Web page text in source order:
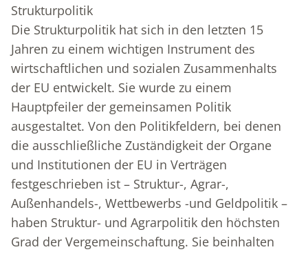
Strukturpolitik
Die Strukturpolitik hat sich in den letzten 15
Jahren zu einem wichtigen Instrument des
wirtschaftlichen und sozialen Zusammenhalts
der EU entwickelt. Sie wurde zu einem
Hauptpfeiler der gemeinsamen Politik
ausgestaltet. Von den Politikfeldern, bei denen
die ausschließliche Zuständigkeit der Organe
und Institutionen der EU in Verträgen
festgeschrieben ist – Struktur-, Agrar-,
Außenhandels-, Wettbewerbs -und Geldpolitik –
haben Struktur- und Agrarpolitik den höchsten
Grad der Vergemeinschaftung. Sie beinhalten